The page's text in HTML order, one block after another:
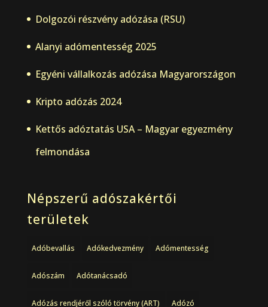
Dolgozói részvény adózása (RSU)
Alanyi adómentesség 2025
Egyéni vállalkozás adózása Magyarországon
Kripto adózás 2024
Kettős adóztatás USA – Magyar egyezmény
felmondása
Népszerű adószakértői
területek
Adóbevallás Adókedvezmény Adómentesség
Adószám Adótanácsadó
Adózás rendjéről szóló törvény (ART) Adózó